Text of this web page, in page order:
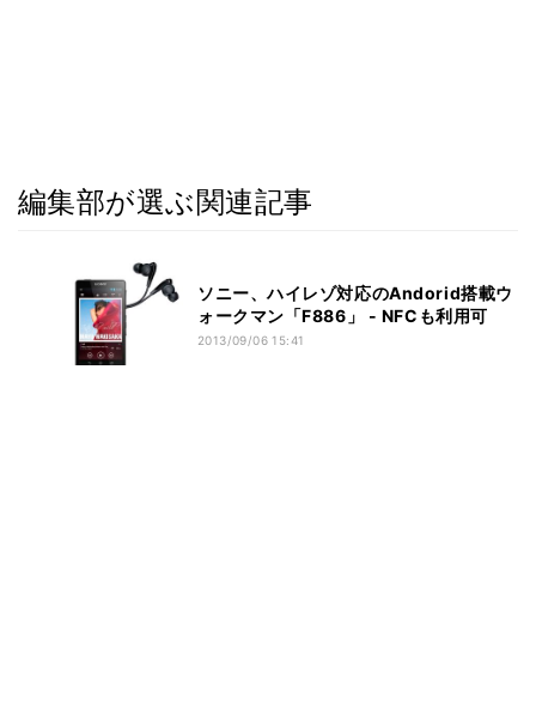
編集部が選ぶ関連記事
ソニー、ハイレゾ対応のAndorid搭載ウ
ォークマン「F886」 - NFCも利用可
2013/09/06 15:41